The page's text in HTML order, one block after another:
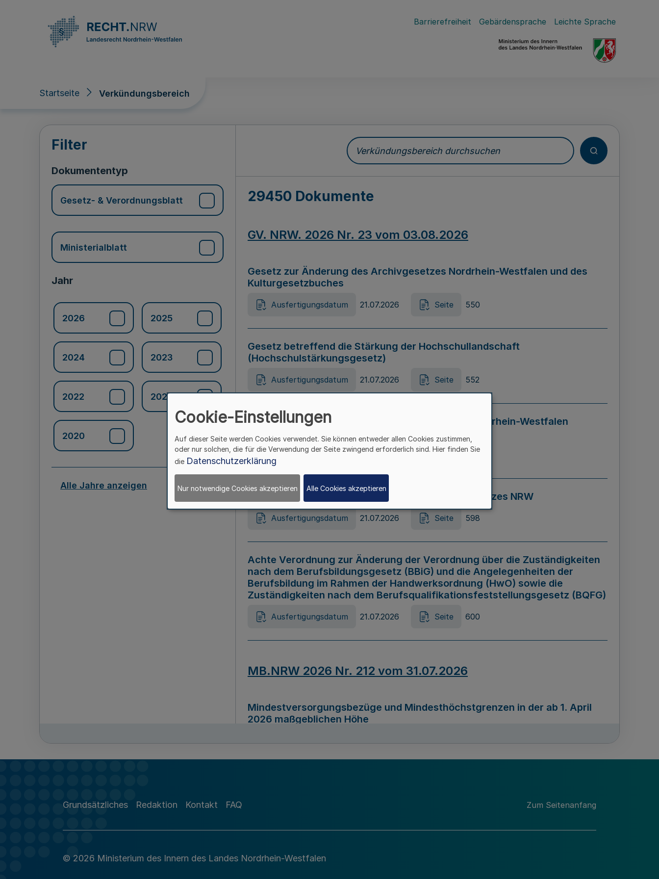
Barrierefreiheit Gebärdensprache Leichte Sprache
Startseite Verkündungsbereich
Verkündungsbereich
Filter
Dokumententyp
Gesetz- & Verordnungsblatt
Ministerialblatt
Jahr
2026 2025
2024 2023
2022 2021
2020
Alle Jahre anzeigen
Verkündungsbereich durchsuchen
29450 Dokumente
GV. NRW. 2026 Nr. 23 vom 03.08.2026
Gesetz zur Änderung des Archivgesetzes Nordrhein-Westfalen und des
Kulturgesetzbuches
Ausfertigungsdatum 21.07.2026 Seite 550
Gesetz betreffend die Stärkung der Hochschullandschaft
(Hochschulstärkungsgesetz)
Ausfertigungsdatum 21.07.2026 Seite 552
Gesetz zur Vermeidung von Diskriminierung in Nordrhein-Westfalen
(Landesantidiskriminierungsgesetz – LADG NRW)
Ausfertigungsdatum 21.07.2026 Seite 595
Gesetz zur Änderung des Online-Casinospiel Gesetzes NRW
Ausfertigungsdatum 21.07.2026 Seite 598
Achte Verordnung zur Änderung der Verordnung über die Zuständigkeiten
nach dem Berufsbildungsgesetz (BBiG) und die Angelegenheiten der
Berufsbildung im Rahmen der Handwerksordnung (HwO) sowie die
Zuständigkeiten nach dem Berufsqualifikationsfeststellungsgesetz (BQFG)
Ausfertigungsdatum 21.07.2026 Seite 600
MB.NRW 2026 Nr. 212 vom 31.07.2026
Mindestversorgungsbezüge und Mindesthöchstgrenzen in der ab 1. April
2026 maßgeblichen Höhe
Richtlinie zur Durchführung des Förderprogramms „Mittelstand Innovativ &
Grundsätzliches Redaktion Kontakt FAQ Zum Seitenanfang
© 2026 Ministerium des Innern des Landes Nordrhein-Westfalen
Cookie-Einstellungen
Auf dieser Seite werden Cookies verwendet. Sie können entweder allen Cookies zustimmen,
oder nur solchen, die für die Verwendung der Seite zwingend erforderlich sind. Hier finden Sie
die Datenschutzerklärung
Nur notwendige Cookies akzeptieren Alle Cookies akzeptieren